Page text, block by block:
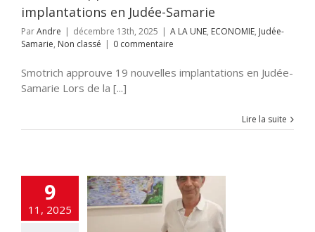
implantations en Judée-Samarie
ParAndre | décembre 13th, 2025 | A LA UNE, ECONOMIE, Judée-
Samarie, Non classé | 0 commentaire
Smotrich approuve 19 nouvelles implantations en Judée-
Samarie Lors de la [...]
Lire la suite
9
11, 2025
exclusive du